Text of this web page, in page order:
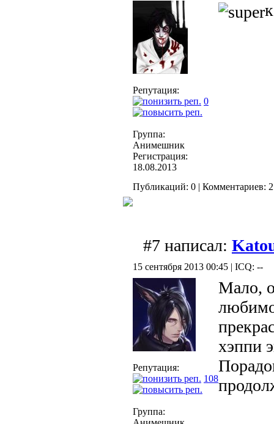
Репутация:
0
Группа:
Анимешник
Регистрация:
18.08.2013
Публикаций: 0 | Комментариев:
#7 написал:
15 сентября 2013 00:45 | ICQ: --
Репутация:
108
Группа:
Мало,
хэппи